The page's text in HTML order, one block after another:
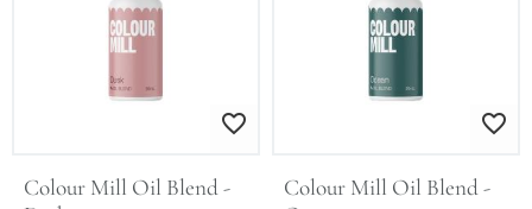
Lägg till i favoriter
Colour Mill Oil Blend -
Lägg till i
Colour Mill Oil Blend -